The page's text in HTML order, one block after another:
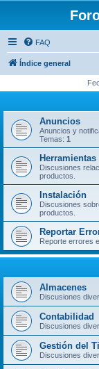
FAQ
Índice general
Anuncios
Anuncios y
Temas: 1
Herramientas
Discusiones
productos.
Instalación
Discusiones
productos.
Reportar
Reporte errores
Almacenes
Discusiones
Contabilidad
Discusiones
Gestión del
Discusiones